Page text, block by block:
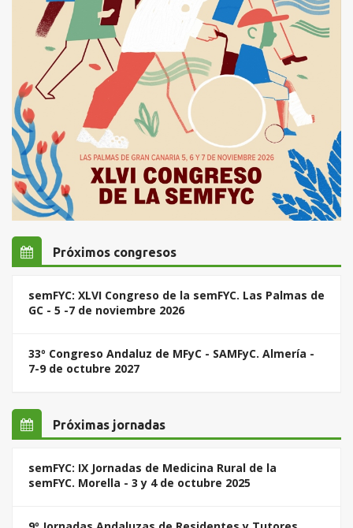
Próximos congresos
semFYC: XLVI Congreso de la semFYC. Las Palmas de
GC - 5 -7 de noviembre 2026
33º Congreso Andaluz de MFyC - SAMFyC. Almería -
7-9 de octubre 2027
Próximas jornadas
semFYC: IX Jornadas de Medicina Rural de la
semFYC. Morella - 3 y 4 de octubre 2025